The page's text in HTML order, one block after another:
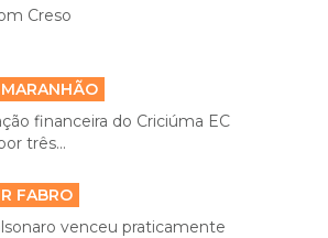
Creso
financeira do Criciúma EC
três...
FABRO
venceu praticamente